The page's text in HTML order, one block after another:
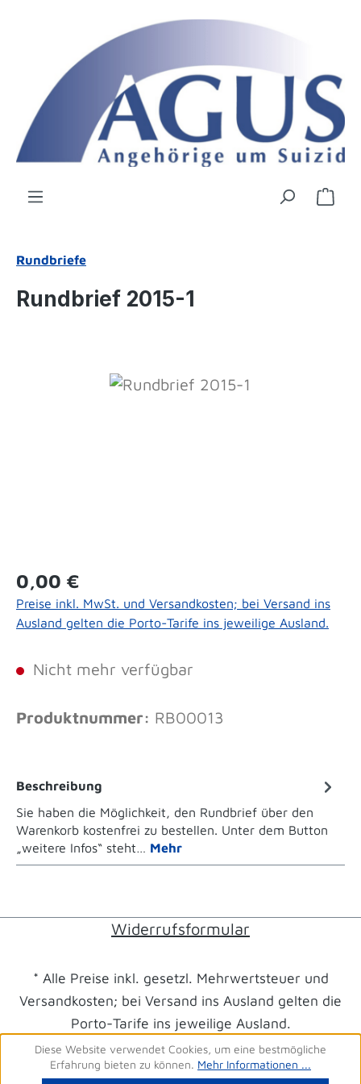
Zum Hauptinhalt springen
Rundbriefe
Rundbrief 2015-1
Bildergalerie überspringen
Regulärer Preis:
0,00 €
Preise inkl. MwSt. und Versandkosten; bei Versand ins
Ausland gelten die Porto-Tarife ins jeweilige Ausland.
Nicht mehr verfügbar
Produktnummer: RB00013
Beschreibung
Sie haben die Möglichkeit, den Rundbrief über den
Warenkorb kostenfrei zu bestellen. Unter dem Button
„weitere Infos“ steht… Mehr
Widerrufsformular
* Alle Preise inkl. gesetzl. Mehrwertsteuer und
Versandkosten; bei Versand ins Ausland gelten die
Porto-Tarife ins jeweilige Ausland.
Diese Website verwendet Cookies, um eine bestmögliche
Erfahrung bieten zu können. Mehr Informationen ...